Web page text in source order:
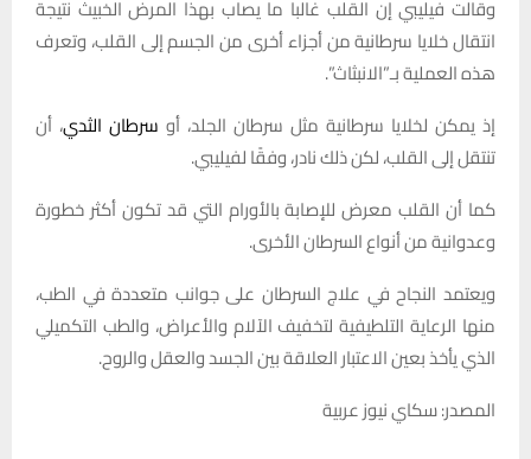
وقالت فيليبي إن القلب غالبا ما يصاب بهذا المرض الخبيث نتيجة
انتقال خلايا سرطانية من أجزاء أخرى من الجسم إلى القلب، وتعرف
هذه العملية بـ”الانبثاث”.
إذ يمكن لخلايا سرطانية مثل سرطان الجلد، أو سرطان الثدي، أن
تنتقل إلى القلب، لكن ذلك نادر، وفقًا لفيليبي.
كما أن القلب معرض للإصابة بالأورام التي قد تكون أكثر خطورة
وعدوانية من أنواع السرطان الأخرى.
ويعتمد النجاح في علاج السرطان على جوانب متعددة في الطب،
منها الرعاية التلطيفية لتخفيف الآلام والأعراض، والطب التكميلي
الذي يأخذ بعين الاعتبار العلاقة بين الجسد والعقل والروح.
المصدر: سكاي نيوز عربية